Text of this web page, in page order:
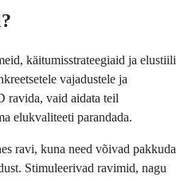
käitumisstrateegiaid ja elustiili
vajadustele ja
ravida, vaid aidata teil
elukvaliteeti parandada.
ravi, kuna need võivad pakkuda
Stimuleerivad ravimid, nagu